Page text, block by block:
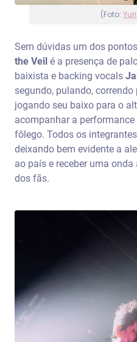
(Foto:
Sem dúvidas um dos
the Veil é a presença de
baixista e backing vocals
segundo, pulando,
jogando seu baixo para o
acompanhar a
fôlego. Todos os
deixando bem evidente a
ao país e receber uma
dos fãs.